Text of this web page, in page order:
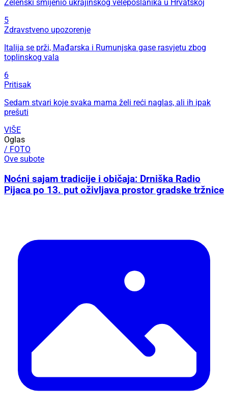
Zelenski smijenio ukrajinskog veleposlanika u Hrvatskoj
5
Zdravstveno upozorenje
Italija se prži, Mađarska i Rumunjska gase rasvjetu zbog
toplinskog vala
6
Pritisak
Sedam stvari koje svaka mama želi reći naglas, ali ih ipak
prešuti
VIŠE
Oglas
/ FOTO
Ove subote
Noćni sajam tradicije i običaja: Drniška Radio
Pijaca po 13. put oživljava prostor gradske tržnice